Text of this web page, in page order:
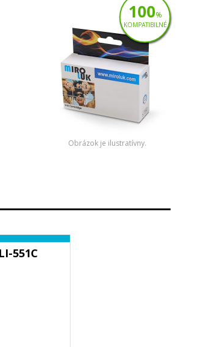
Obrázok je ilustratívny.
100%
KOMPATIBILNÉ
551C